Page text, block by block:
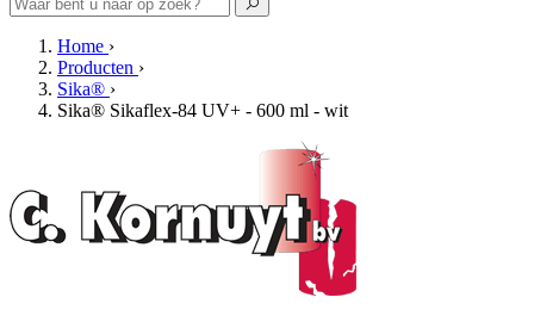
Home ›
Producten ›
Sika® ›
Sika® Sikaflex-84 UV+ - 600 ml - wit